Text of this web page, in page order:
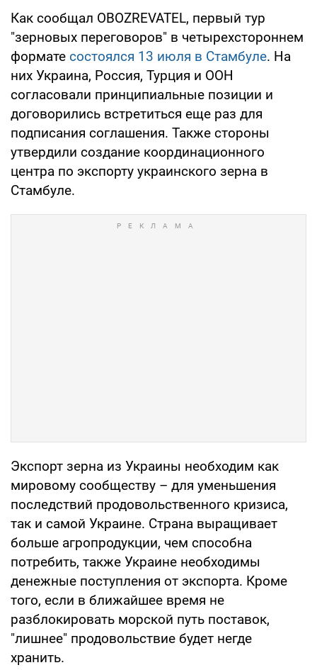
Как сообщал OBOZREVATEL, первый тур
"зерновых переговоров" в четырехстороннем
формате состоялся 13 июля в Стамбуле. На
них Украина, Россия, Турция и ООН
согласовали принципиальные позиции и
договорились встретиться еще раз для
подписания соглашения. Также стороны
утвердили создание координационного
центра по экспорту украинского зерна в
Стамбуле.
Экспорт зерна из Украины необходим как
мировому сообществу – для уменьшения
последствий продовольственного кризиса,
так и самой Украине. Страна выращивает
больше агропродукции, чем способна
потребить, также Украине необходимы
денежные поступления от экспорта. Кроме
того, если в ближайшее время не
разблокировать морской путь поставок,
"лишнее" продовольствие будет негде
хранить.